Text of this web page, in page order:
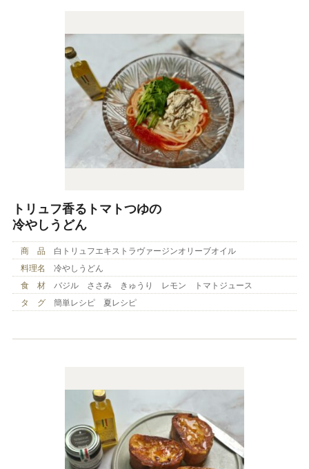
トリュフ香るトマトつゆの
冷やしうどん
商 品
白トリュフエキストラヴァージンオリーブオイル
料理名
冷やしうどん
食 材
バジル ささみ きゅうり レモン トマトジュース
タ グ
簡単レシピ 夏レシピ